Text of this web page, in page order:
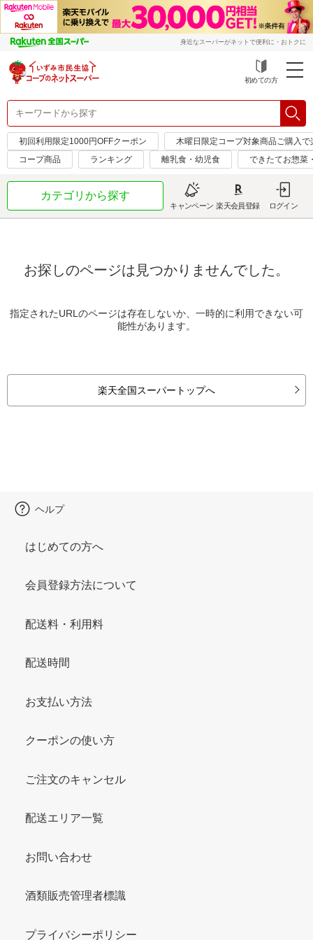
身近なスーパーがネットで便利に・おトクに
初めての方
初回利用限定1000円OFFクーポン
木曜日限定コープ対象商品ご購入
コープ商品
ランキング 離乳食・幼児食 できたてお惣菜
カテゴリから探す
キャンペーン 楽天会員登録 ログイン
お探しのページは見つかりませんでした。
指定されたURLのページは存在しないか、一時的に利用できない可
能性があります。
楽天全国スーパートップへ
ヘルプ
はじめての方へ
会員登録方法について
配送料・利用料
配送時間
お支払い方法
クーポンの使い方
ご注文のキャンセル
配送エリア一覧
お問い合わせ
酒類販売管理者標識
プライバシーポリシー